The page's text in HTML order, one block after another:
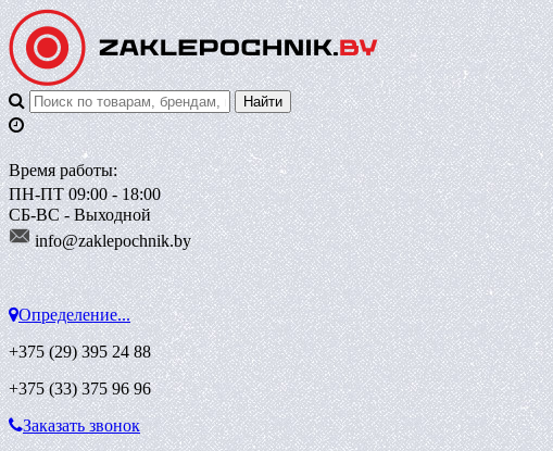
Время работы:
ПН-ПТ 09:00 - 18:00
СБ-ВС - Выходной
info@zaklepochnik.by
Определение...
+375 (29)395 24 88
+375 (33)375 96 96
Заказать звонок